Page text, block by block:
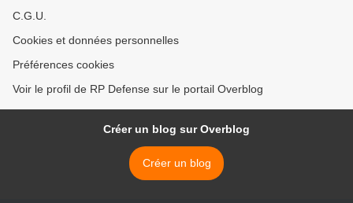
C.G.U.
Cookies et données personnelles
Préférences cookies
Voir le profil de RP Defense sur le portail Overblog
Créer un blog sur Overblog
Créer un blog